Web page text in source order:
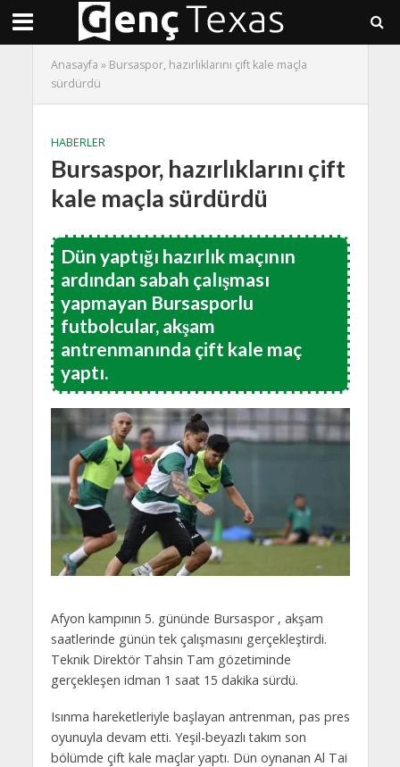
Anasayfa » Bursaspor, hazırlıklarını çift kale maçla
sürdürdü
HABERLER
Bursaspor, hazırlıklarını çift
kale maçla sürdürdü
Dün yaptığı hazırlık maçının
ardından sabah çalışması
yapmayan Bursasporlu
futbolcular, akşam
antrenmanında çift kale maç
yaptı.
Afyon kampının 5. gününde Bursaspor , akşam
saatlerinde günün tek çalışmasını gerçekleştirdi.
Teknik Direktör Tahsin Tam gözetiminde
gerçekleşen idman 1 saat 15 dakika sürdü.
Isınma hareketleriyle başlayan antrenman, pas pres
oyunuyla devam etti. Yeşil-beyazlı takım son
bölümde çift kale maçlar yaptı. Dün oynanan Al Tai